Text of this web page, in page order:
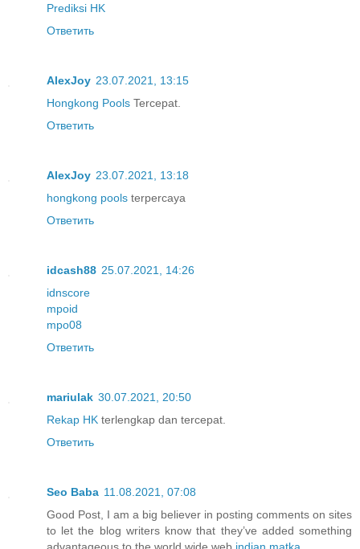
Prediksi HK
Ответить
AlexJoy 23.07.2021, 13:15
Hongkong Pools Tercepat.
Ответить
AlexJoy 23.07.2021, 13:18
hongkong pools terpercaya
Ответить
idcash88 25.07.2021, 14:26
idnscore
mpoid
mpo08
Ответить
mariulak 30.07.2021, 20:50
Rekap HK terlengkap dan tercepat.
Ответить
Seo Baba 11.08.2021, 07:08
Good Post, I am a big believer in posting comments on sites
to let the blog writers know that they’ve added something